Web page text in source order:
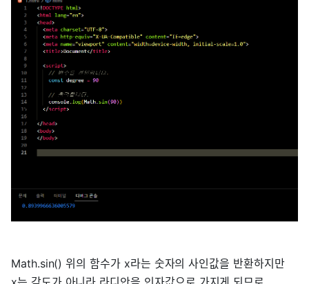
Math.sin() 위의 함수가 x라는 숫자의 사인값을 반환하지만